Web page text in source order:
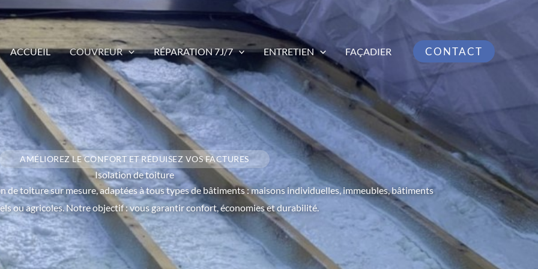
ACCUEIL COUVREUR RÉPARATION 7J/7 ENTRETIEN FAÇADIER CONTACT
AMÉLIOREZ LE CONFORT ET RÉDUISEZ VOS FACTURES
Isolation de toiture
de toiture sur mesure, adaptées à tous types de bâtiments : maisons individuelles, immeubles, bâtiments
ou agricoles. Notre objectif : vous garantir confort, économies et durabilité.